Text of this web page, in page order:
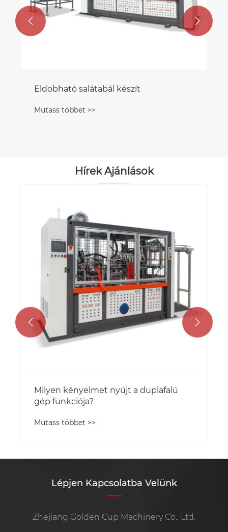
 
Hírek Ajánlások
Az alapvető kezelői kézikönyv az
automatikus papírpohárgépekhez
Mutass többet >>
 
Lépjen Kapcsolatba Velünk
Zhejiang Golden Cup Machinery Co., Ltd.